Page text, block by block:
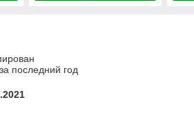
последний год